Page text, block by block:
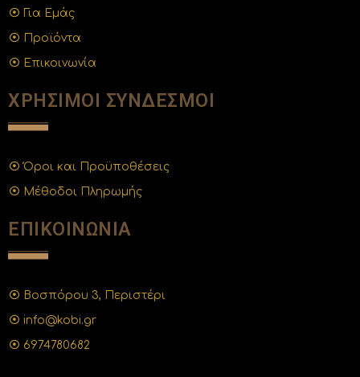
Για Εμάς
Προϊόντα
Επικοινωνία
ΧΡΗΣΙΜΟΙ ΣΥΝΔΕΣΜΟΙ
Όροι και Προϋποθέσεις
Μέθοδοι Πληρωμής
ΕΠΙΚΟΙΝΩΝΙΑ
Βοσπόρου 3, Περιστέρι
info@kobi.gr
6974780682